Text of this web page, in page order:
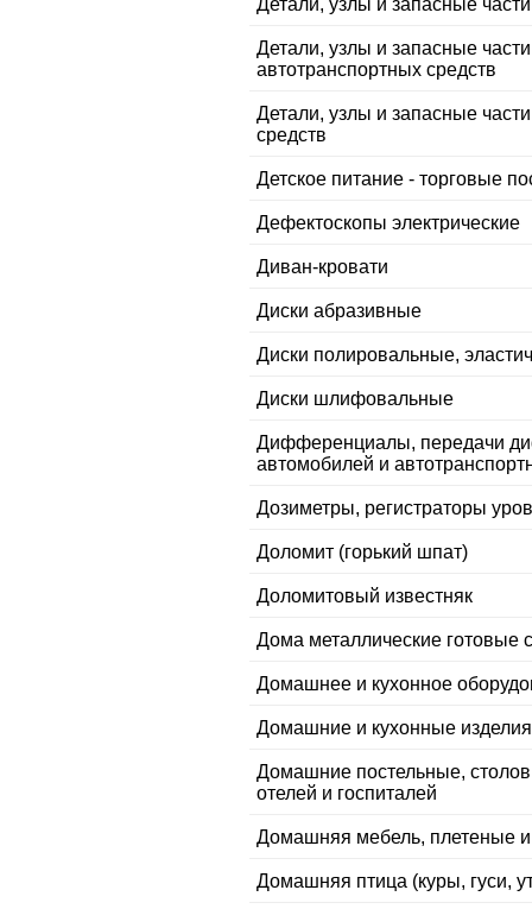
Детали, узлы и запасные
Детали, узлы и запасные
автотранспортных средств
Детали, узлы и запасные
средств
Детское питание - торговые
Дефектоскопы электрические
Диван-кровати
Диски абразивные
Диски полировальные,
Диски шлифовальные
Дифференциалы, передачи
автомобилей и
Дозиметры, регистраторы
Доломит (горький шпат)
Доломитовый известняк
Дома металлические готовые
Домашнее и кухонное
Домашние и кухонные изделия
Домашние постельные,
отелей и госпиталей
Домашняя мебель, плетеные и
Домашняя птица (куры, гуси,